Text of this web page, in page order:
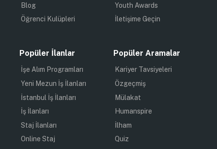
Blog
Öğrenci Kulüpleri
Youth Awards
İletişime Geçin
Popüler İlanlar
İşe Alım Programları
Yeni Mezun İş İlanları
İstanbul İş İlanları
İş İlanları
Staj İlanları
Online Staj
Popüler Aramalar
Kariyer Tavsiyeleri
Özgeçmiş
Mülakat
Humanspire
İlham
Quiz